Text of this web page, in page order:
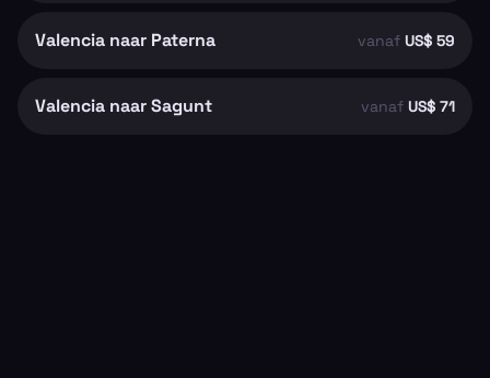
Valencia naar Paterna vanaf US$ 59
Valencia naar Sagunt vanaf US$ 71